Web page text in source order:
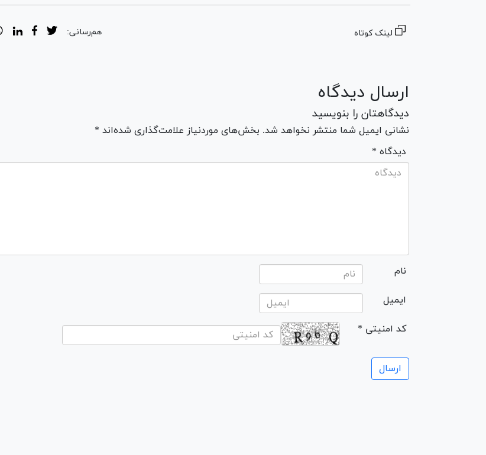
لینک کوتاه هم‌رسانی:
ارسال دیدگاه
دیدگاهتان را بنویسید
نشانی ایمیل شما منتشر نخواهد شد. بخش‌های موردنیاز علامت‌گذاری شده‌اند *
* دیدگاه
نام
ایمیل
* کد امنیتی